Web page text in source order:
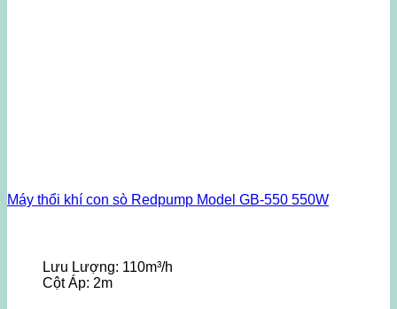
Máy thổi khí con sò Redpump Model GB-550 550W
Lưu Lượng: 110m³/h
Cột Áp: 2m